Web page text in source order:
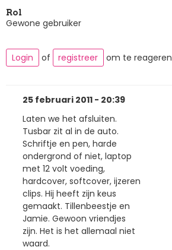
Rol
Gewone gebruiker
Login of registreer om te reageren
25 februari 2011 - 20:39
Laten we het afsluiten.
Tusbar zit al in de auto.
Schriftje en pen, harde
ondergrond of niet, laptop
met 12 volt voeding,
hardcover, softcover, ijzeren
clips. Hij heeft zijn keus
gemaakt. Tillenbeestje en
Jamie. Gewoon vriendjes
zijn. Het is het allemaal niet
waard.